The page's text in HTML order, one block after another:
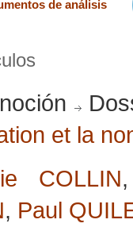
de análisis
et la
COLLIN
, Paul